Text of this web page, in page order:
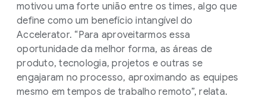
motivou uma forte união entre os times, algo que
define como um benefício intangível do
Accelerator. “Para aproveitarmos essa
oportunidade da melhor forma, as áreas de
produto, tecnologia, projetos e outras se
engajaram no processo, aproximando as equipes
mesmo em tempos de trabalho remoto”, relata.